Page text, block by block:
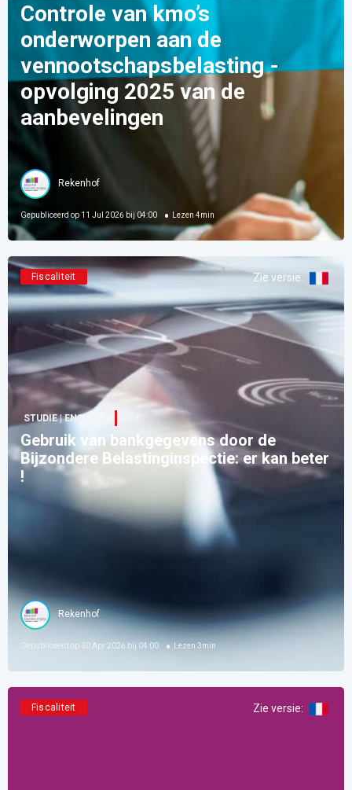
Controle van kmo’s
onderworpen aan de
vennootschapsbelasting -
opvolging 2025 van de
aanbevelingen
Rekenhof
Gepubliceerd op 11 Jul 2026 bij 04:00 Lezen 4min
Fiscaliteit Zie versie:
STUDIE | ENQUETE
Gebruik van bankgegevens door de
Bijzondere Belastinginspectie: er kan beter
!
Rekenhof
Gepubliceerd op 30 Apr 2026 bij 04:00 Lezen 3min
Fiscaliteit Zie versie: